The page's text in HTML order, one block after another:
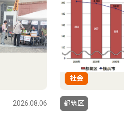
2026.08.06
社会
都筑区